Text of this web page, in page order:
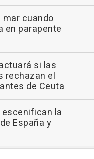
mar cuando
en parapente
si las
rechazan el
de Ceuta
escenifican la
España y